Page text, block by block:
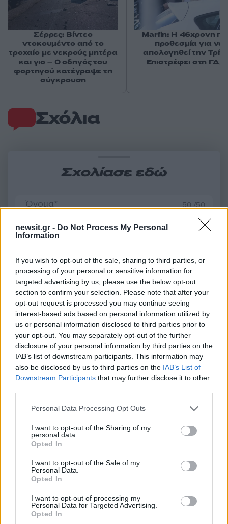
newsit.gr - Do Not Process My Personal
Information
If you wish to opt-out of the sale, sharing to third parties, or
processing of your personal or sensitive information for
targeted advertising by us, please use the below opt-out
section to confirm your selection. Please note that after your
opt-out request is processed you may continue seeing
interest-based ads based on personal information utilized by
us or personal information disclosed to third parties prior to
your opt-out. You may separately opt-out of the further
disclosure of your personal information by third parties on the
IAB’s list of downstream participants. This information may
also be disclosed by us to third parties on the IAB’s List of
Downstream Participants that may further disclose it to other
Please note that this website/app uses one or more Google
not limited to your visit or usage behaviour. You may click to
grant or deny consent to Google and its third-party tags to
use your data for below specified purposes in below Google
consent section.
Personal Data Processing Opt Outs
I want to opt-out of the Sharing of my
personal data.
Opted In
I want to opt-out of the Sale of my
Personal Data.
Opted In
I want to opt-out of processing my
Personal Data for Targeted Advertising.
Opted In
Σχόλια
Σχολίασε εδώ
50 /50
2000 /2000
Υποβολή σχολίου
Όροι Χρήσης. Το site προστατεύεται από reCAPTCHA, ισχύουν
Πολιτική Απορρήτου &Όροι Χρήσηςτης Google.
Μακρο-οικονομία
ΓΑΛΛΙΑ
ΔΑΣΗ
ΥΠΟΥΡΓΕΙΟ ΠΕΡΙΒΑΛΛΟΝΤΟΣ ΚΑΙ
ΕΝΕΡΓΕΙΑΣ
Ακολουθήστε το Νewsit.gr στοGoogle News
τελευταία νέατης ημέρας
Σέρρες: Βίντεο
ντοκουμέντο από το
τροχαίο με νεκρούς μητέρα
και γιο – Ο οδηγός του
φορτηγού κατέγραψε τη
σύγκρουση
Marfin: Η 46χρονη
προθεσμία για να
απολογηθεί την
Επιστρέφει στη
Πιο δημοφιλή
Ο Κώστας Σαμαράς δημοσίευσε μία παιδική